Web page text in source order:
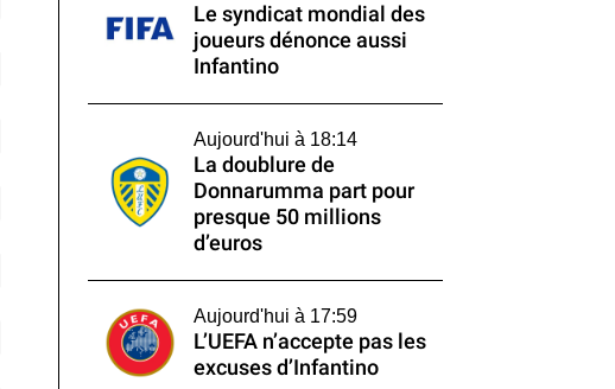
Le syndicat mondial des
joueurs dénonce aussi
Infantino
Aujourd'hui à 18:14
La doublure de
Donnarumma part pour
presque 50 millions
d’euros
Aujourd'hui à 17:59
L’UEFA n’accepte pas les
excuses d’Infantino